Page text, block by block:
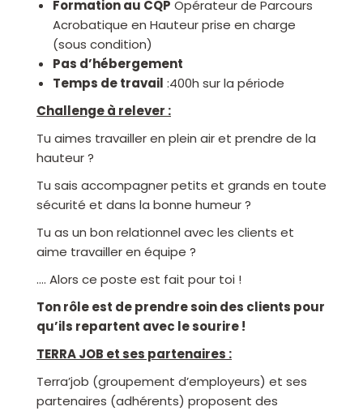
Formation au CQP Opérateur de Parcours
Acrobatique en Hauteur prise en charge
(sous condition)
Pas d’hébergement
Temps de travail :400h sur la période
Challenge à relever :
Tu aimes travailler en plein air et prendre de la
hauteur ?
Tu sais accompagner petits et grands en toute
sécurité et dans la bonne humeur ?
Tu as un bon relationnel avec les clients et
aime travailler en équipe ?
…. Alors ce poste est fait pour toi !
Ton rôle est de prendre soin des clients pour
qu’ils repartent avec le sourire !
TERRA JOB et ses partenaires :
Terra’job (groupement d’employeurs) et ses
partenaires (adhérents) proposent des